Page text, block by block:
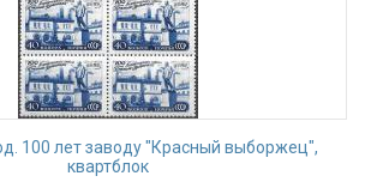
100 лет заводу "Красный выборжец",
квартблок